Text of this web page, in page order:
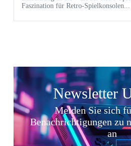
Faszination für Retro-Spielkonsolen...
Newsletter
Melden Sie sich
Benachrichtigungen zu
an